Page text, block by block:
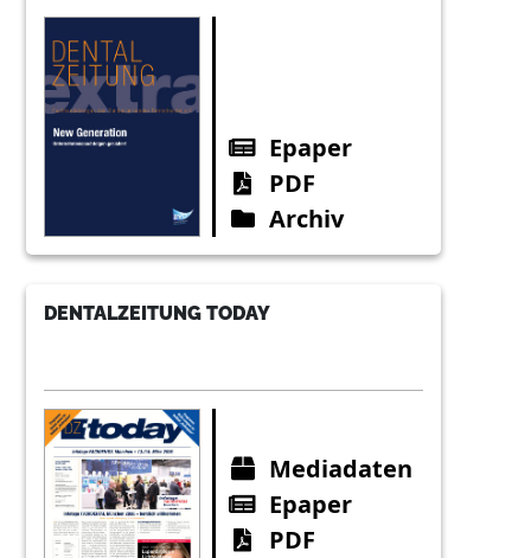
Epaper
PDF
Archiv
DENTALZEITUNG TODAY
Mediadaten
Epaper
PDF